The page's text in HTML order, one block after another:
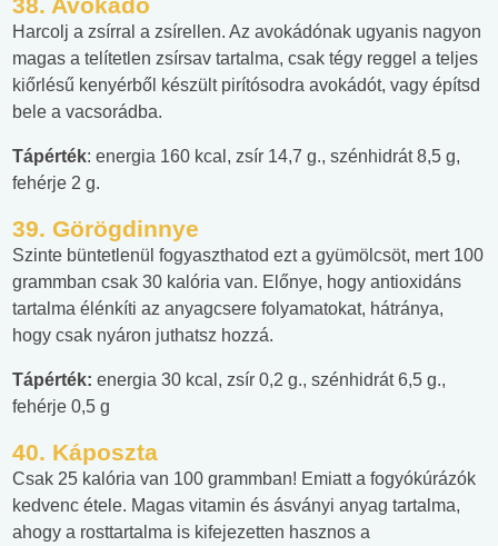
Harcolj a zsírral a zsírellen. Az avokádónak ugyanis nagyon
magas a telítetlen zsírsav tartalma, csak tégy reggel a teljes
kiőrlésű kenyérből készült pirítósodra avokádót, vagy építsd
bele a vacsorádba.
Tápérték: energia 160 kcal, zsír 14,7 g., szénhidrát 8,5 g,
fehérje 2 g.
39. Görögdinnye
Szinte büntetlenül fogyaszthatod ezt a gyümölcsöt, mert 100
grammban csak 30 kalória van. Előnye, hogy antioxidáns
tartalma élénkíti az anyagcsere folyamatokat, hátránya,
hogy csak nyáron juthatsz hozzá.
Tápérték: energia 30 kcal, zsír 0,2 g., szénhidrát 6,5 g.,
fehérje 0,5 g
40. Káposzta
Csak 25 kalória van 100 grammban! Emiatt a fogyókúrázók
kedvenc étele. Magas vitamin és ásványi anyag tartalma,
ahogy a rosttartalma is kifejezetten hasznos a